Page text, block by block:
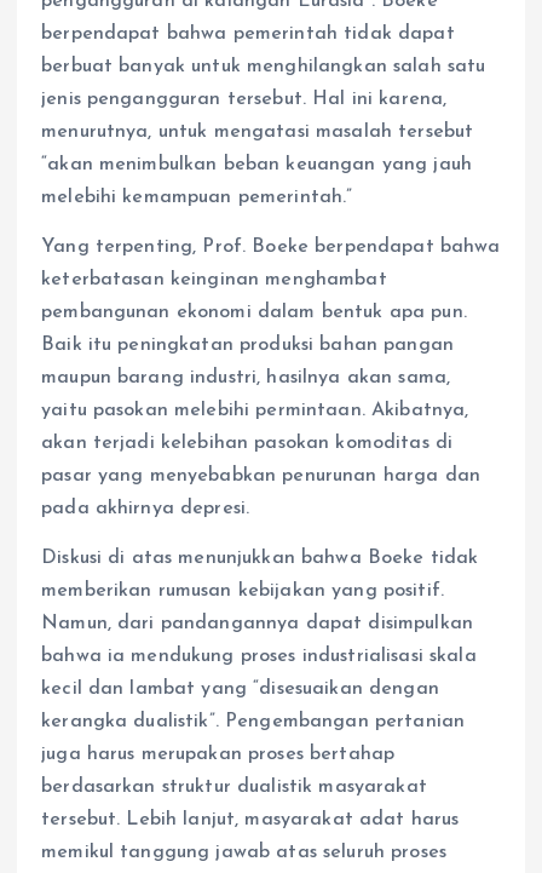
berpendapat bahwa pemerintah tidak dapat
berbuat banyak untuk menghilangkan salah satu
jenis pengangguran tersebut. Hal ini karena,
menurutnya, untuk mengatasi masalah tersebut
“akan menimbulkan beban keuangan yang jauh
melebihi kemampuan pemerintah.”
Yang terpenting, Prof. Boeke berpendapat bahwa
keterbatasan keinginan menghambat
pembangunan ekonomi dalam bentuk apa pun.
Baik itu peningkatan produksi bahan pangan
maupun barang industri, hasilnya akan sama,
yaitu pasokan melebihi permintaan. Akibatnya,
akan terjadi kelebihan pasokan komoditas di
pasar yang menyebabkan penurunan harga dan
pada akhirnya depresi.
Diskusi di atas menunjukkan bahwa Boeke tidak
memberikan rumusan kebijakan yang positif.
Namun, dari pandangannya dapat disimpulkan
bahwa ia mendukung proses industrialisasi skala
kecil dan lambat yang “disesuaikan dengan
kerangka dualistik”. Pengembangan pertanian
juga harus merupakan proses bertahap
berdasarkan struktur dualistik masyarakat
tersebut. Lebih lanjut, masyarakat adat harus
memikul tanggung jawab atas seluruh proses